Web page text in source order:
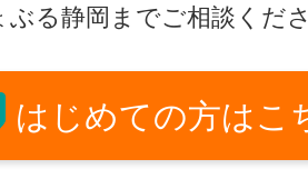
ぶる静岡までご相談くだ
はじめての方はこ